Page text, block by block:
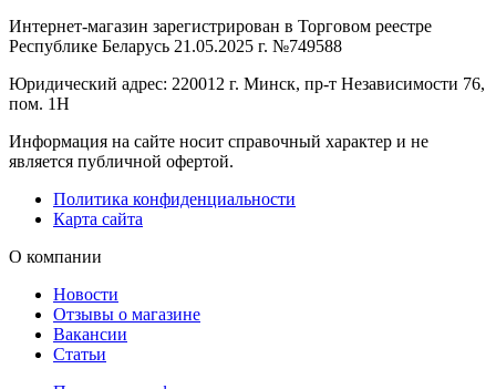
Интернет-магазин зарегистрирован в Торговом реестре
Республике Беларусь 21.05.2025 г. №749588
Юридический адрес: 220012 г. Минск, пр-т Независимости 76,
пом. 1Н
Информация на сайте носит справочный характер и не
является публичной офертой.
Политика конфиденциальности
Карта сайта
О компании
Новости
Отзывы о магазине
Вакансии
Статьи